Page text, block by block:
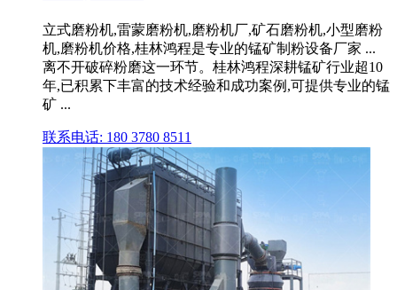
立式磨粉机,雷蒙磨粉机,磨粉机厂,矿石磨粉机,小型磨粉
机,磨粉机价格,桂林鸿程是专业的锰矿制粉设备厂家 ...
离不开破碎粉磨这一环节。桂林鸿程深耕锰矿行业超10
年,已积累下丰富的技术经验和成功案例,可提供专业的锰
矿 ...
联系电话: 180 3780 8511